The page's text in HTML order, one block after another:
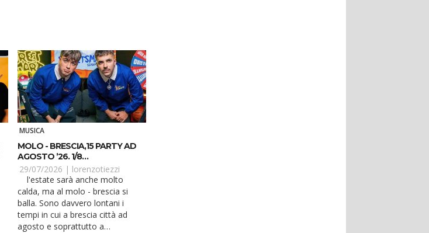
MUSICA
MOLO - BRESCIA,15 PARTY AD
AGOSTO ’26. 1/8
STREETSMART
29/07/2026 | lorenzotiezzi
calda, ma al molo - brescia si
balla. Sono davvero lontani i
tempi in cui a brescia città ad
agosto e soprattutto a